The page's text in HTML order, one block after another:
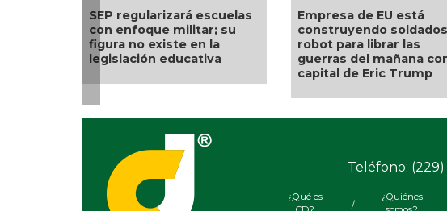
Empresa de EU está
construyendo soldados
robot para librar las
guerras del mañana con
Ante el avance de la IA,
universidades deben
evaluar capacidades, no
memoria: Ibero
Teléfono: (229)
¿Qué es
/
¿Quiénes